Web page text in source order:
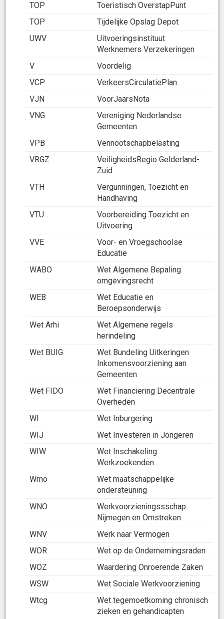
TOP
Toeristisch OverstapPunt
TOP
Tijdelijke Opslag Depot
UWV
Uitvoeringsinstituut
Werknemers Verzekeringen
V
Voordelig
VCP
VerkeersCirculatiePlan
VJN
VoorJaarsNota
VNG
Vereniging Nederlandse
Gemeenten
VPB
Vennootschapbelasting
VRGZ
VeiligheidsRegio Gelderland-
Zuid
VTH
Vergunningen, Toezicht en
Handhaving
VTU
Voorbereiding Toezicht en
Uitvoering
VVE
Voor- en Vroegschoolse
Educatie
WABO
Wet Algemene Bepaling
omgevingsrecht
WEB
Wet Educatie en
Beroepsonderwijs
Wet Arhi
Wet Algemene regels
herindeling
Wet BUIG
Wet Bundeling Uitkeringen
Inkomensvoorziening aan
Gemeenten
Wet FIDO
Wet Financiering Decentrale
Overheden
WI
Wet Inburgering
WIJ
Wet Investeren in Jongeren
WIW
Wet Inschakeling
Werkzoekenden
Wmo
Wet maatschappelijke
ondersteuning
WNO
Werkvoorzieningssschap
Nijmegen en Omstreken
WNV
Werk naar Vermogen
WOR
Wet op de Ondernemingsraden
WOZ
Waardering Onroerende Zaken
WSW
Wet Sociale Werkvoorziening
Wtcg
Wet tegemoetkoming chronisch
zieken en gehandicapten